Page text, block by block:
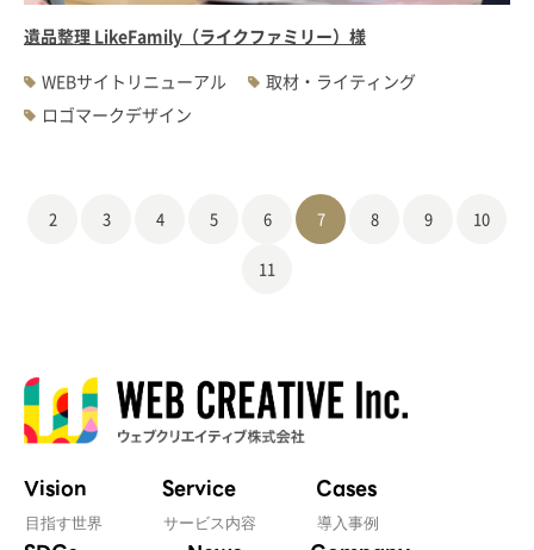
遺品整理 LikeFamily（ライクファミリー）様
WEBサイトリニューアル
取材・ライティング
ロゴマークデザイン
2 3 4 5 6 7 8 9 10
11
Vision
目指す世界
Service
サービス内容
Cases
導入事例